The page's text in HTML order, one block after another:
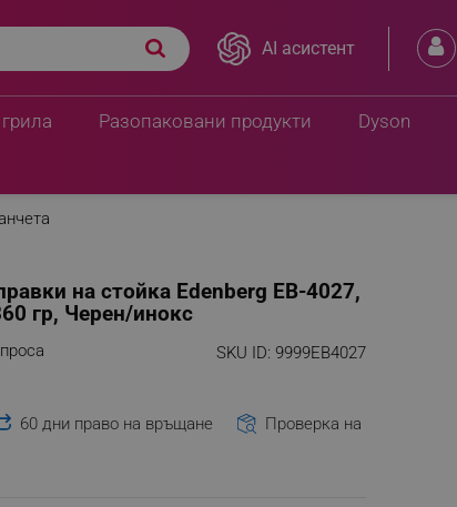
AI асистент 
Разопаковани продукти Dyson
на стойка Edenberg EB-4027,
гр, Черен/инокс
SKU ID: 9999EB4027
60 дни право на връщане
Проверка на